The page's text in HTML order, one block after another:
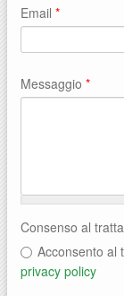
Email *
Messaggio *
Consenso al
Acconsento al
privacy policy